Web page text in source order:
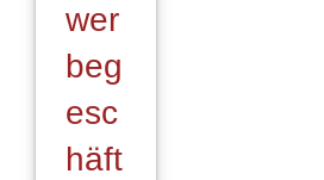
wer
beg
esc
häft